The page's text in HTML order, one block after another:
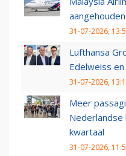
31-07-2026,
Lufthansa
Edelweiss
31-07-2026,
Meer
Nederlandse
kwartaal
31-07-2026,